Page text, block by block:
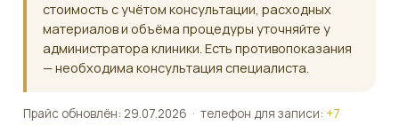
стоимость с учётом консультации, расходных
материалов и объёма процедуры уточняйте у
администратора клиники. Есть противопоказания
— необходима консультация специалиста.
Прайс обновлён: 29.07.2026 · телефон для записи: +7